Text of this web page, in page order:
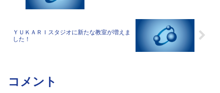
ＹＵＫＡＲＩスタジオに新たな教室が増えま
した！
コメント